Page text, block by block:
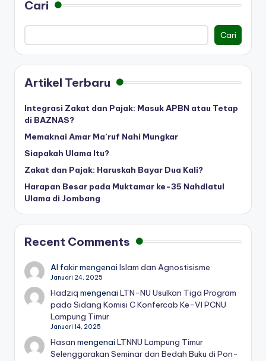
Cari
Cari
Artikel Terbaru
Integrasi Zakat dan Pajak: Masuk APBN atau Tetap
di BAZNAS?
Memaknai Amar Ma’ruf Nahi Mungkar
Siapakah Ulama Itu?
Zakat dan Pajak: Haruskah Bayar Dua Kali?
Harapan Besar pada Muktamar ke-35 Nahdlatul
Ulama di Jombang
Recent Comments
Al fakirmengenaiIslam dan Agnostisisme
Januari 24, 2025
Hadziq mengenaiLTN-NU Usulkan Tiga Program
pada Sidang Komisi C Konfercab Ke-VI PCNU
Lampung Timur
Januari 14, 2025
Hasan mengenaiLTNNU Lampung Timur
Selenggarakan Seminar dan Bedah Buku di Pon-